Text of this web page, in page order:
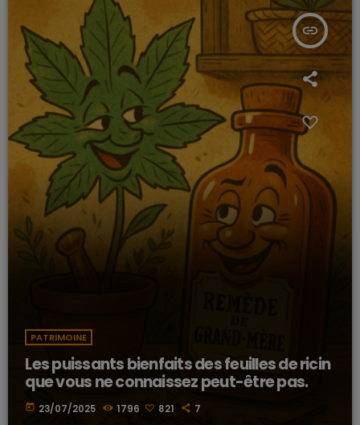
insert_link
PATRIMOINE
Les puissants bienfaits des feuilles de ricin
que vous ne connaissez peut-être pas.
today 23/07/2025 1796 821 7